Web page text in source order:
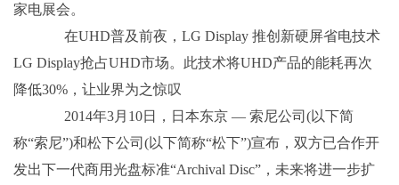
家电展会。
在UHD普及前夜，LG Display 推创新硬屏省电技术
LG Display抢占UHD市场。此技术将UHD产品的能耗再次
降低30%，让业界为之惊叹
2014年3月10日，日本东京 — 索尼公司(以下简
称“索尼”)和松下公司(以下简称“松下”)宣布，双方已合作开
发出下一代商用光盘标准“Archival Disc”，未来将进一步扩